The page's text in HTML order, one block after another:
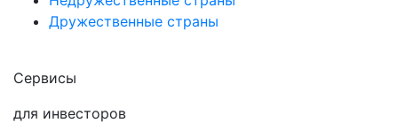
Дружественные страны
Сервисы
для инвесторов